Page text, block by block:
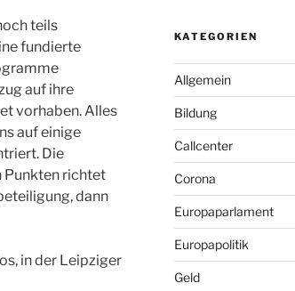
teils
fundierte
auf ihre
vorhaben. Alles
auf einige
Die
Punkten richtet
dann
in der Leipziger
KATEGORIEN
Allgemein
Bildung
Callcenter
Corona
Europaparlament
Europapolitik
Geld